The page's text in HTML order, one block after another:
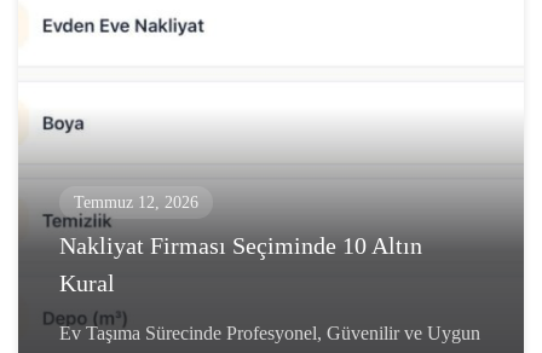
Temmuz 12, 2026
Nakliyat Firması Seçiminde 10 Altın
Kural
Ev Taşıma Sürecinde Profesyonel, Güvenilir ve Uygun